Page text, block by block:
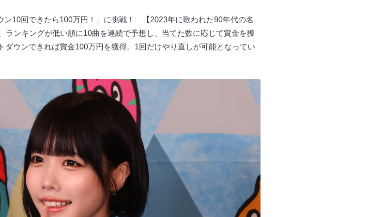
ン10回できたら100万円！」に挑戦！ 【2023年に歌われた90年代の名
ランキングが低い順に10曲を連続で予想し、当てた数に応じて賞金を獲
ダウンできれば賞金100万円を獲得。1回だけやり直しが可能となってい